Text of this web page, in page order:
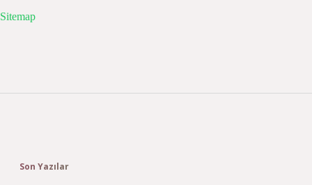
Sitemap
Son Yazılar